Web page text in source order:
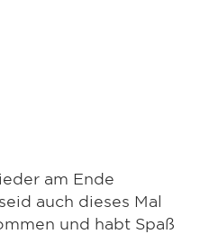
am Ende
auch dieses Mal
und habt Spaß